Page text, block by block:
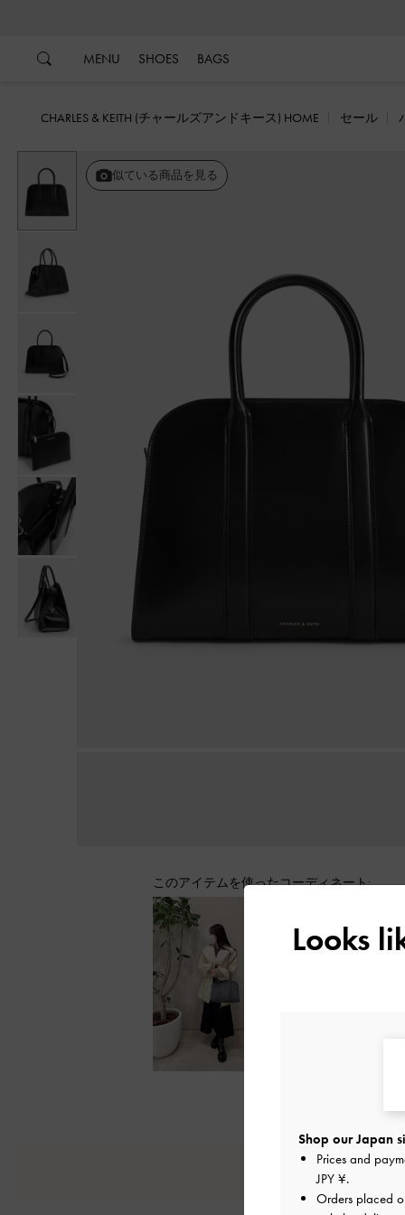
MENU SHOES BAGS
CHARLES & KEITH (チャールズアンドキース) HOME セール
似ている商品を見る
このアイテムを使ったコーディネート:
Looks
Shop our Japan
Prices and
JPY ¥.
Orders placed